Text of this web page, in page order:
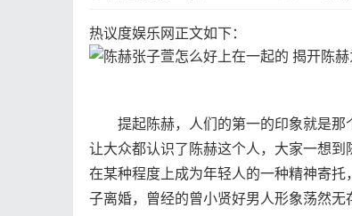
热议度娱乐网 正文如下：
提起陈赫，人们的第一的印象就是那
让大众都认识了陈赫这个人，大家一想
在某种程度上成为年轻人的一种精神寄
子离婚，曾经的曾小贤好男人形象荡然无